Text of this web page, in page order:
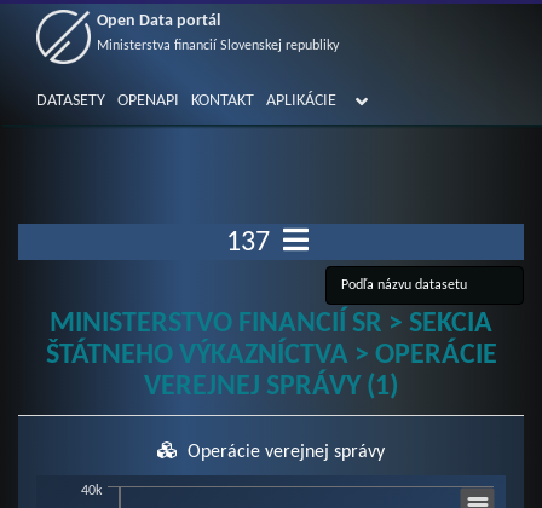
Open Data portál
Ministerstva financií Slovenskej republiky
DATASETY OPENAPI KONTAKT APLIKÁCIE
137
MINISTERSTVO FINANCIÍ SR > SEKCIA
ŠTÁTNEHO VÝKAZNÍCTVA > OPERÁCIE
VEREJNEJ SPRÁVY (1)
Operácie verejnej správy
Chart40k